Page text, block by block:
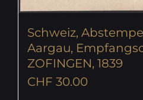
Schweiz,
Aargau,
ZOFINGEN, 1839
CHF 30.00